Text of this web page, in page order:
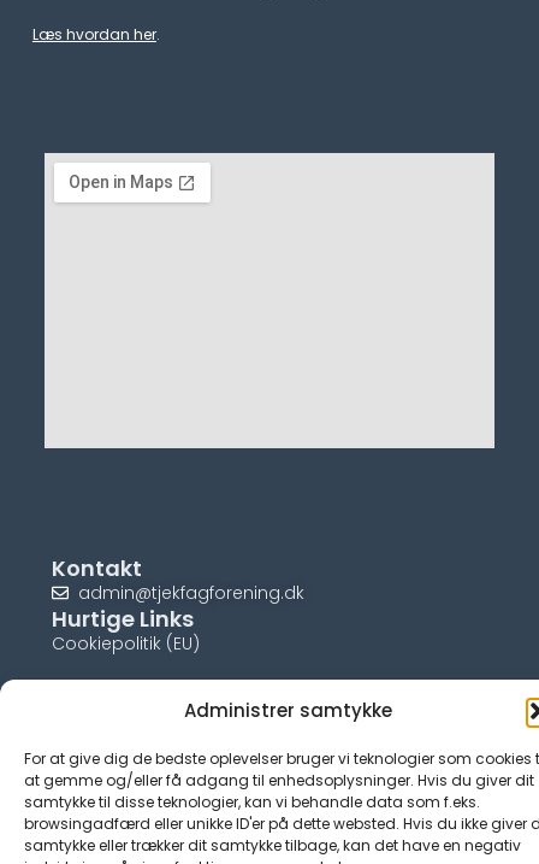
Administrer samtykke
For at give dig de bedste oplevelser bruger vi teknologier som cookies
at gemme og/eller få adgang til enhedsoplysninger. Hvis du giver dit
samtykke til disse teknologier, kan vi behandle data som f.eks.
browsingadfærd eller unikke ID'er på dette websted. Hvis du ikke giver
samtykke eller trækker dit samtykke tilbage, kan det have en negativ
Læs hvordan her.
Kontakt
admin@tjekfagforening.dk
Hurtige Links
Cookiepolitik (EU)
© tjek-fagforening.dk